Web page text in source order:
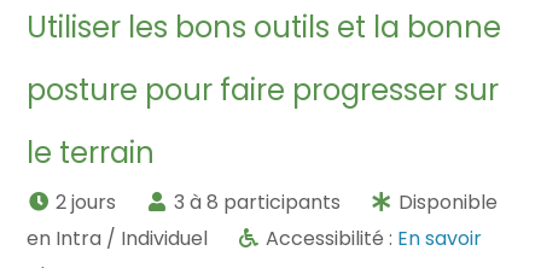
Utiliser les bons outils et la bonne
posture pour faire progresser sur
le terrain
2 jours 3 à 8 participants
Disponible
en Intra / Individuel
Accessibilité : En savoir